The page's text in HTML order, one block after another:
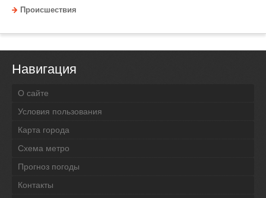
Происшествия
Навигация
О сайте
Условия пользования
Карта города
Схема метро
Прогноз погоды
Контакты